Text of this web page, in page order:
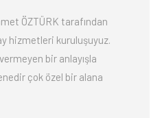
ÖZTÜRK tarafından
hizmetleri kuruluşuyuz.
bir anlayışla
çok özel bir alana